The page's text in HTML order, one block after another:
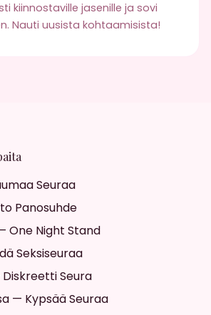
kiinnostaville jasenille ja sovi
Nauti uusista kohtaamisista!
Seuraa
Panosuhde
One Night Stand
Seksiseuraa
Seura
— Kypsää Seuraa